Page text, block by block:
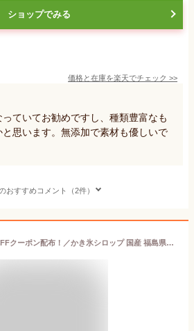
ショップでみる
価格と在庫を楽天でチェック >>
ていてお勧めですし、種類豊富なも
思います。無添加で素材も優しいで
おすすめコメント（2件）
＼4日20h~☆10％OFFクーポン配布！／かき氷シロップ 国産 福島県産桃 白砂糖不使用 無着色 無香料 250g ~ 750g 国産ももとオリゴ糖で作った 製法にこだわった安心安全 純果 氷みつ モモシロップ 国産果物 カジュベース 高級 かき氷 シロップ ヨーグルトに 腸活